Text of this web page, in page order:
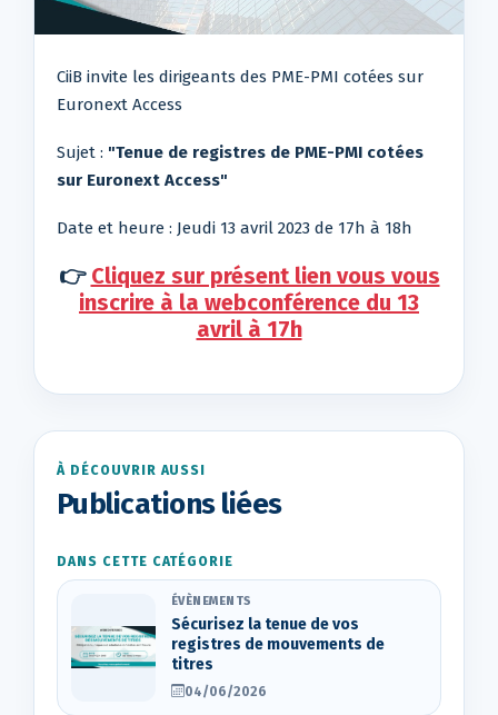
CiiB invite les dirigeants des PME-PMI cotées sur
Euronext Access
Sujet : "Tenue de registres de PME-PMI cotées
sur Euronext Access"
Date et heure : Jeudi 13 avril 2023 de 17h à 18h
👉 Cliquez sur présent lien vous vous
inscrire à la webconférence du 13
avril à 17h
À DÉCOUVRIR AUSSI
Publications liées
DANS CETTE CATÉGORIE
ÉVÈNEMENTS
Sécurisez la tenue de vos
registres de mouvements de
titres
04/06/2026